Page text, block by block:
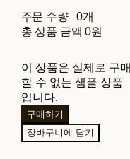
주문 수량
0개
총 상품 금액 0원
이 상품은 실제로 구매
할 수 없는 샘플 상품
입니다.
구매하기
장바구니에 담기